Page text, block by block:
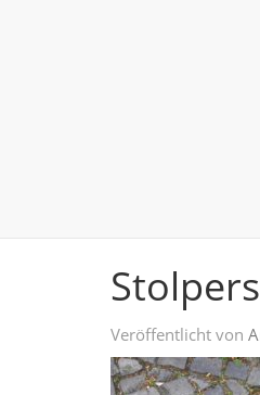
Veröffentlicht von